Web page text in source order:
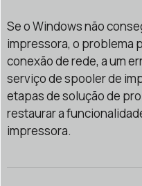
Se o Windows não
impressora, o problema
conexão de rede, a um
serviço de spooler de
etapas de solução de
restaurar a
impressora.